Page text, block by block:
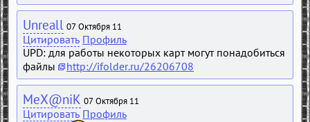
Unreall 07 Октября 11
Цитировать Профиль
UPD: для работы некоторых карт могут понадобиться
файлы
http://ifolder.ru/26206708
MeX@niK 07 Октября 11
Цитировать Профиль